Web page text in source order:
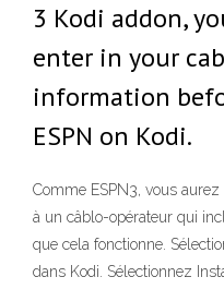
3 Kodi addon,
enter in your
information
ESPN on Kodi.
Comme ESPN3, vous
à un câblo-opérateur qui
que cela fonctionne.
dans Kodi. Sélectionnez